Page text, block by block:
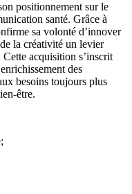
positionnement sur le
santé. Grâce à
sa volonté d’innover
la créativité un levier
acquisition s’inscrit
des
besoins toujours plus
être.